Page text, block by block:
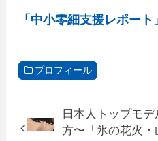
「中小零細支援レポー
プロフィール
日本人トップモ
方〜「氷の花火・